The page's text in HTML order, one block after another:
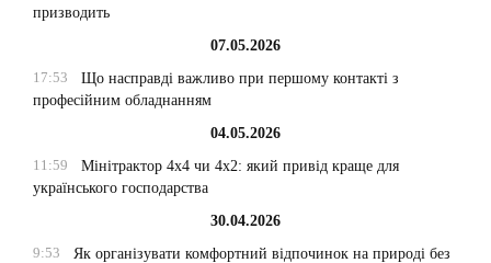
призводить
07.05.2026
17:53
Що насправді важливо при першому контакті з
професійним обладнанням
04.05.2026
11:59
Мінітрактор 4х4 чи 4х2: який привід краще для
українського господарства
30.04.2026
9:53
Як організувати комфортний відпочинок на природі без